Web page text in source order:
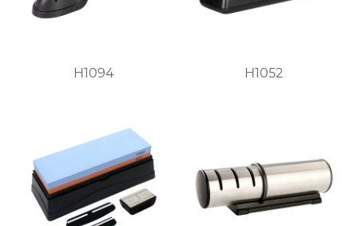
H1094 H1052